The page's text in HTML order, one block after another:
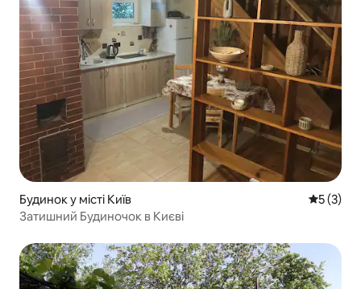
Будинок у місті Київ Середня
5 (3)
Затишний Будиночок в Києві